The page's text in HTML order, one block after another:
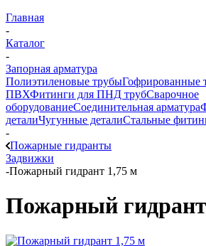
Главная
-
Каталог
-
Запорная арматура
Полиэтиленовые трубыГофрированные
ПВХФитинги для ПНД трубСварочное
оборудованиеСоединительная арматура
деталиЧугунные деталиСтальные
-
Пожарные гидранты
Задвижки
-Пожарный гидрант 1,75 м
Пожарный